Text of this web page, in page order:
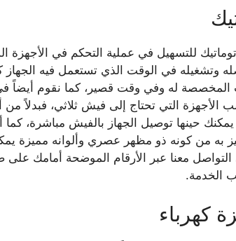
للتسهيل في عملية التحكم في الأجهزة
وتشغيله في الوقت الذي تستعمل فيه الجهاز
المخصصة له وفي وقت قصير، كما نقوم أيضاً
الأجهزة التي تحتاج إلى فيش ثلاثي، فبدلاً
يمكنك حينها توصيل الجهاز بالفيش مباشرة،
به من كونه ذو مظهر عصري وألوانه مميزة
معنا عبر الأرقام الموضحة أمامك على
الخدمة.
كهرباء